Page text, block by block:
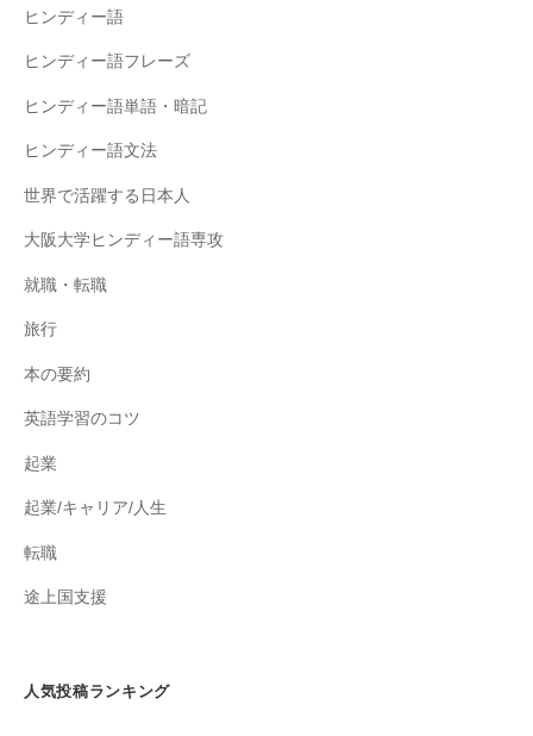
ヒンディー語
ヒンディー語フレーズ
ヒンディー語単語・暗記
ヒンディー語文法
世界で活躍する日本人
大阪大学ヒンディー語専攻
就職・転職
旅行
本の要約
英語学習のコツ
起業
起業/キャリア/人生
転職
途上国支援
人気投稿ランキング